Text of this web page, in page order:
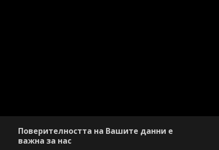
Поверителността на Вашите данни е
важна за нас